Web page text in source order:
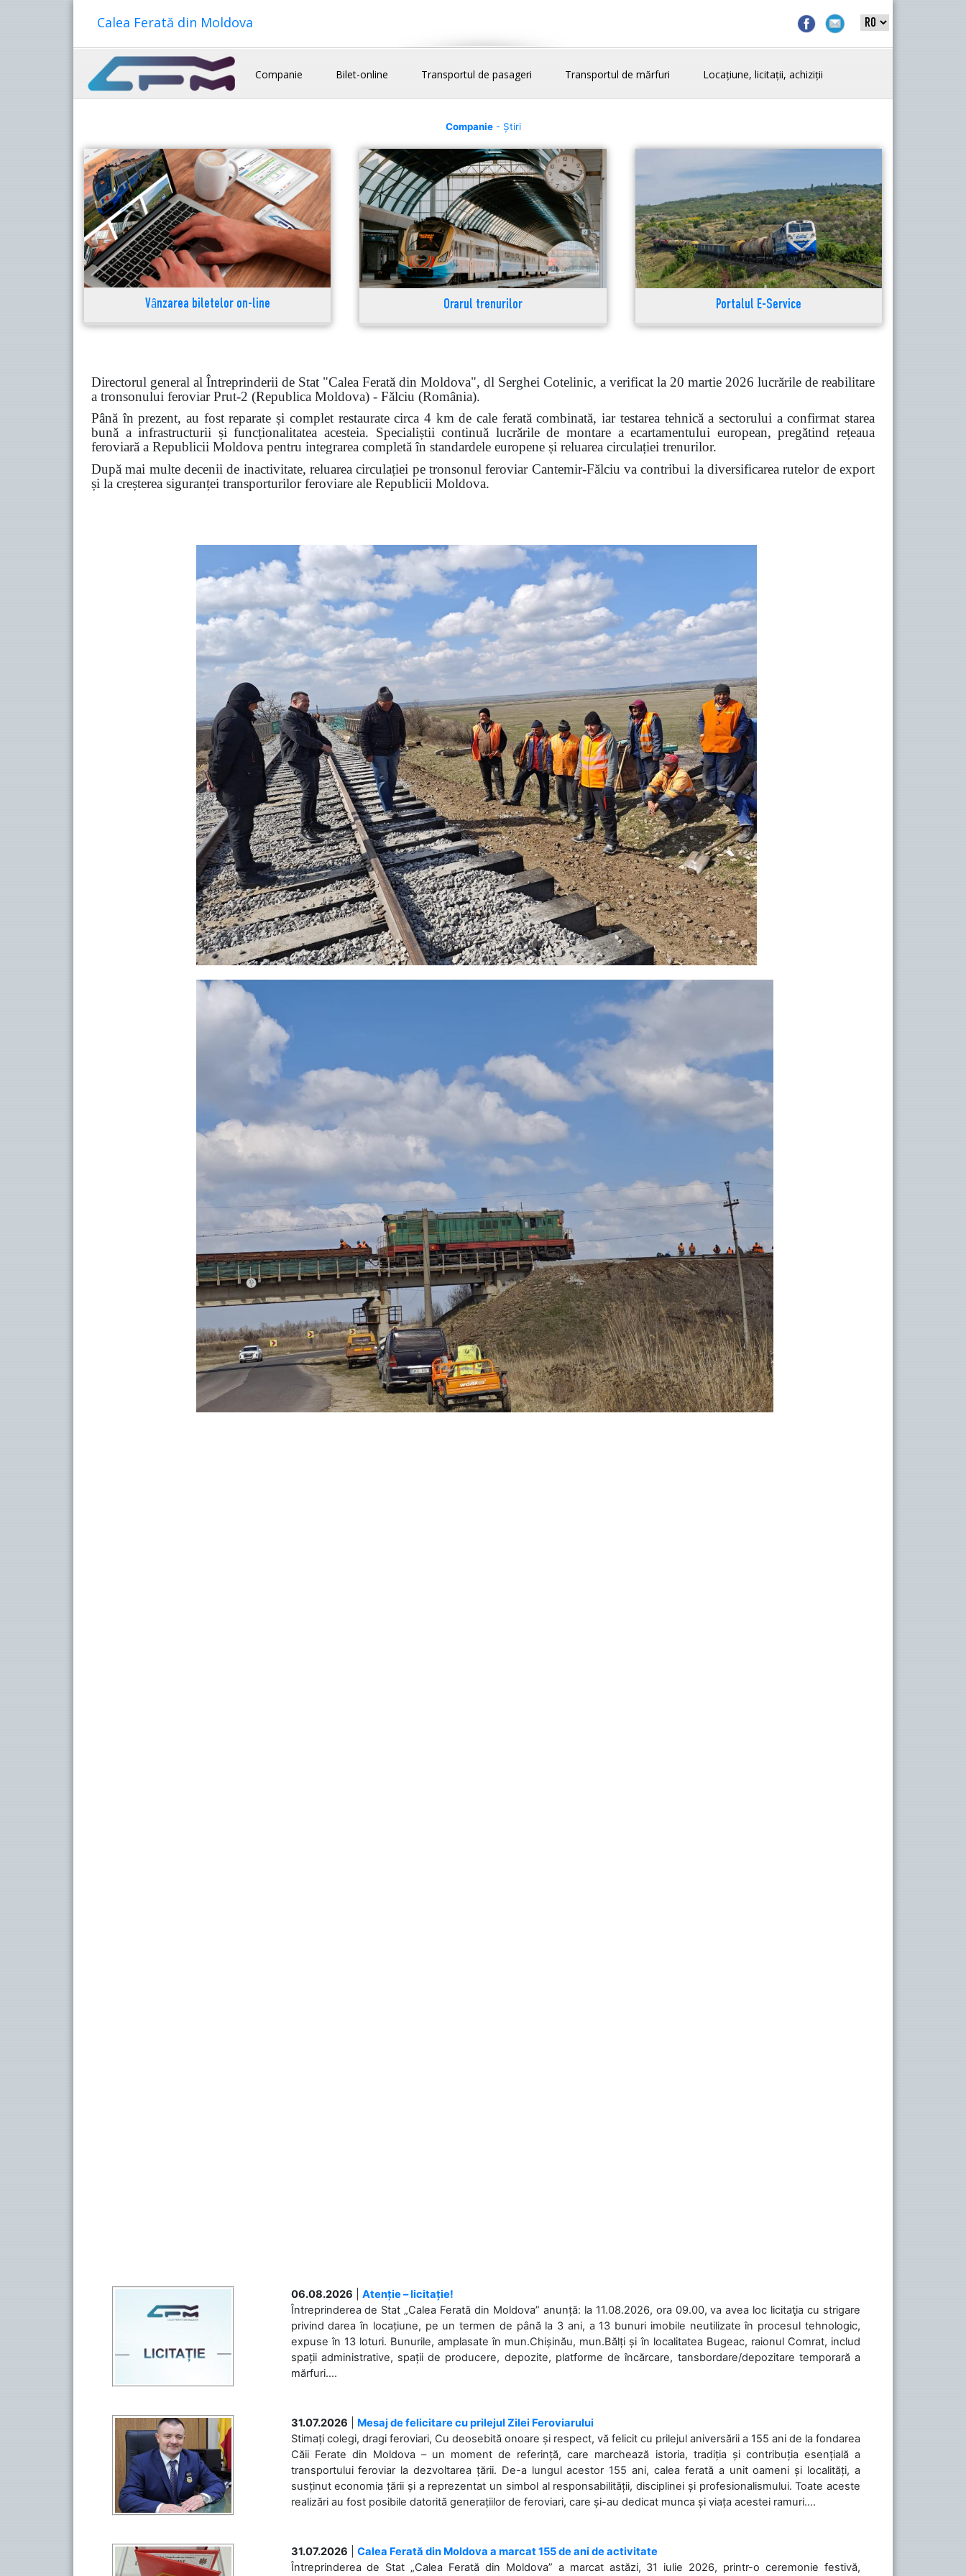
Calea Ferată din Moldova
Companie Bilet-online Transportul de pasageri Transportul de mărfuri Locațiune, licitații, achiziții
Companie- Știri
Vânzarea biletelor on-line Orarul trenurilor Portalul E-Service
Directorul general al Întreprinderii de Stat "Calea Ferată din Moldova", dl Serghei Cotelinic, a verificat la 20 martie 2026 lucrările de reabilitare
a tronsonului feroviar Prut-2 (Republica Moldova) - Fălciu (România).
Până în prezent, au fost reparate și complet restaurate circa 4 km de cale ferată combinată, iar testarea tehnică a sectorului a confirmat starea
bună a infrastructurii și funcționalitatea acesteia. Specialiștii continuă lucrările de montare a ecartamentului european, pregătind rețeaua
feroviară a Republicii Moldova pentru integrarea completă în standardele europene și reluarea circulației trenurilor.
După mai multe decenii de inactivitate, reluarea circulației pe tronsonul feroviar Cantemir-Fălciu va contribui la diversificarea rutelor de export
și la creșterea siguranței transporturilor feroviare ale Republicii Moldova.
06.08.2026
Atenție – licitație!
Întreprinderea de Stat „Calea Ferată din Moldova” anunță: la 11.08.2026, ora 09.00, va avea loc licitaţia cu strigare
privind darea în locațiune, pe un termen de până la 3 ani, a 13 bunuri imobile neutilizate în procesul tehnologic,
expuse în 13 loturi. Bunurile, amplasate în mun.Chișinău, mun.Bălți și în localitatea Bugeac, raionul Comrat, includ
spații administrative, spații de producere, depozite, platforme de încărcare, tansbordare/depozitare temporară a
mărfuri....
31.07.2026
Mesaj de felicitare cu prilejul Zilei Feroviarului
Stimați colegi, dragi feroviari, Cu deosebită onoare și respect, vă felicit cu prilejul aniversării a 155 ani de la fondarea
Căii Ferate din Moldova – un moment de referință, care marchează istoria, tradiția și contribuția esențială a
transportului feroviar la dezvoltarea țării. De-a lungul acestor 155 ani, calea ferată a unit oameni și localități, a
susținut economia țării și a reprezentat un simbol al responsabilității, disciplinei și profesionalismului. Toate aceste
realizări au fost posibile datorită generațiilor de feroviari, care și-au dedicat munca și viața acestei ramuri....
31.07.2026
Calea Ferată din Moldova a marcat 155 de ani de activitate
Întreprinderea de Stat „Calea Ferată din Moldova” a marcat astăzi, 31 iulie 2026, printr-o ceremonie festivă,